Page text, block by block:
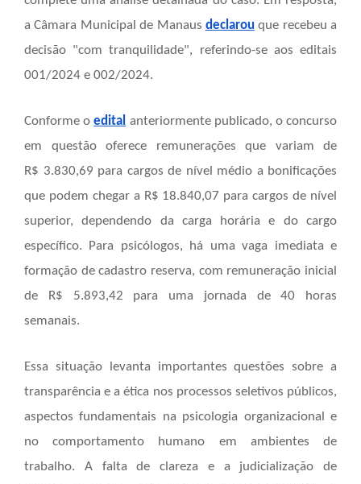
a Câmara Municipal de Manaus declarou que recebeu a
decisão "com tranquilidade", referindo-se aos editais
001/2024 e 002/2024.
Conforme oedital anteriormente publicado, o concurso
em questão oferece remunerações que variam de
R$ 3.830,69 para cargos de nível médio a bonificações
que podem chegar a R$ 18.840,07 para cargos de nível
superior, dependendo da carga horária e do cargo
específico. Para psicólogos, há uma vaga imediata e
formação de cadastro reserva, com remuneração inicial
de R$ 5.893,42 para uma jornada de 40 horas
semanais.
Essa situação levanta importantes questões sobre a
transparência e a ética nos processos seletivos públicos,
aspectos fundamentais na psicologia organizacional e
no comportamento humano em ambientes de
trabalho. A falta de clareza e a judicialização de